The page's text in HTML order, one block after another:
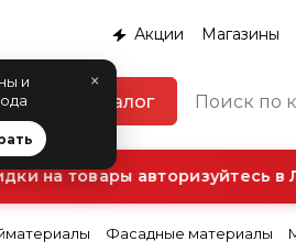
×
и
Акции Магазины
Каталог
на товары авторизуйтесь в
Фасадные материалы